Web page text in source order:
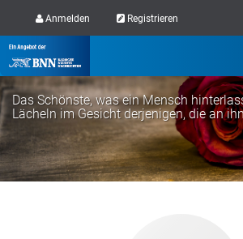
Anmelden Registrieren
Das Schönste, was ein Mensch
Lächeln im Gesicht derjenigen, die an